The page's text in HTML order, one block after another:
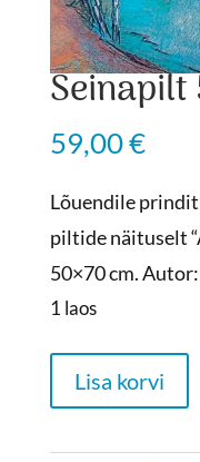
59,00€
Lõuendile
piltide näituselt
50×70 cm.
1 laos
Seinapilt
50x70
Lisa korvi